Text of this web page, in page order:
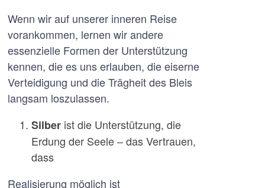
Wenn wir auf unserer inneren Reise
vorankommen, lernen wir andere
essenzielle Formen der Unterstützung
kennen, die es uns erlauben, die eiserne
Verteidigung und die Trägheit des Bleis
langsam loszulassen.
Silber ist die Unterstützung, die
Erdung der Seele – das Vertrauen,
dass
Realisierung möglich ist